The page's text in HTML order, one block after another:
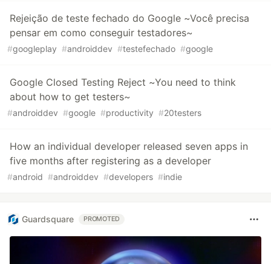
Rejeição de teste fechado do Google ~Você precisa
pensar em como conseguir testadores~
#googleplay #androiddev #testefechado #google
Google Closed Testing Reject ~You need to think
about how to get testers~
#androiddev #google #productivity #20testers
How an individual developer released seven apps in
five months after registering as a developer
#android #androiddev #developers #indie
Guardsquare PROMOTED